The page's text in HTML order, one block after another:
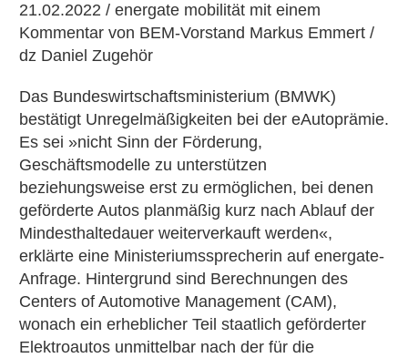
21.02.2022 / energate mobilität mit einem
Kommentar von BEM-Vorstand Markus Emmert /
dz Daniel Zugehör
Das Bundeswirtschaftsministerium (BMWK)
bestätigt Unregelmäßigkeiten bei der eAutoprämie.
Es sei »nicht Sinn der Förderung,
Geschäftsmodelle zu unterstützen
beziehungsweise erst zu ermöglichen, bei denen
geförderte Autos planmäßig kurz nach Ablauf der
Mindesthaltedauer weiterverkauft werden«,
erklärte eine Ministeriumssprecherin auf energate-
Anfrage. Hintergrund sind Berechnungen des
Centers of Automotive Management (CAM),
wonach ein erheblicher Teil staatlich geförderter
Elektroautos unmittelbar nach der für die